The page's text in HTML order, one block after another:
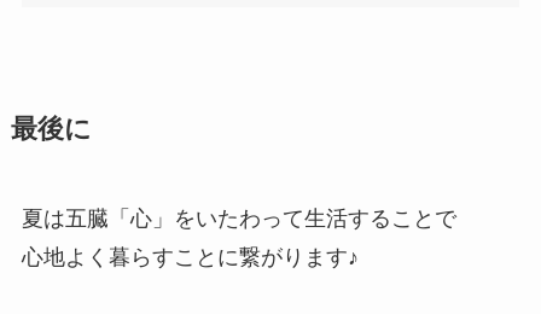
最後に
夏は五臓「心」をいたわって生活することで
心地よく暮らすことに繋がります♪